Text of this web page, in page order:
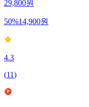
29,800원
50%14,900원
4.3
(11)